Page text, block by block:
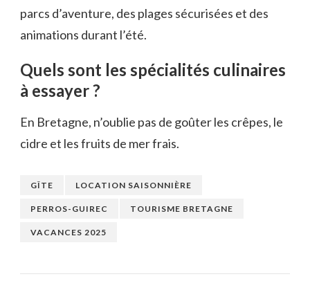
parcs d’aventure, des plages sécurisées et des
animations durant l’été.
Quels sont les spécialités culinaires
à essayer ?
En Bretagne, n’oublie pas de goûter les crêpes, le
cidre et les fruits de mer frais.
GÎTE LOCATION SAISONNIÈRE
PERROS-GUIREC TOURISME BRETAGNE
VACANCES 2025